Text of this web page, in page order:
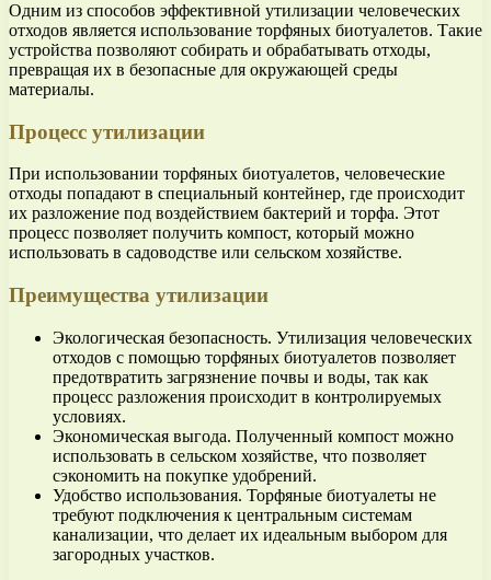
Одним из способов эффективной утилизации человеческих
отходов является использование торфяных биотуалетов. Такие
устройства позволяют собирать и обрабатывать отходы,
превращая их в безопасные для окружающей среды
материалы.
Процесс утилизации
При использовании торфяных биотуалетов, человеческие
отходы попадают в специальный контейнер, где происходит
их разложение под воздействием бактерий и торфа. Этот
процесс позволяет получить компост, который можно
использовать в садоводстве или сельском хозяйстве.
Преимущества утилизации
Экологическая безопасность. Утилизация человеческих
отходов с помощью торфяных биотуалетов позволяет
предотвратить загрязнение почвы и воды, так как
процесс разложения происходит в контролируемых
условиях.
Экономическая выгода. Полученный компост можно
использовать в сельском хозяйстве, что позволяет
сэкономить на покупке удобрений.
Удобство использования. Торфяные биотуалеты не
требуют подключения к центральным системам
канализации, что делает их идеальным выбором для
загородных участков.